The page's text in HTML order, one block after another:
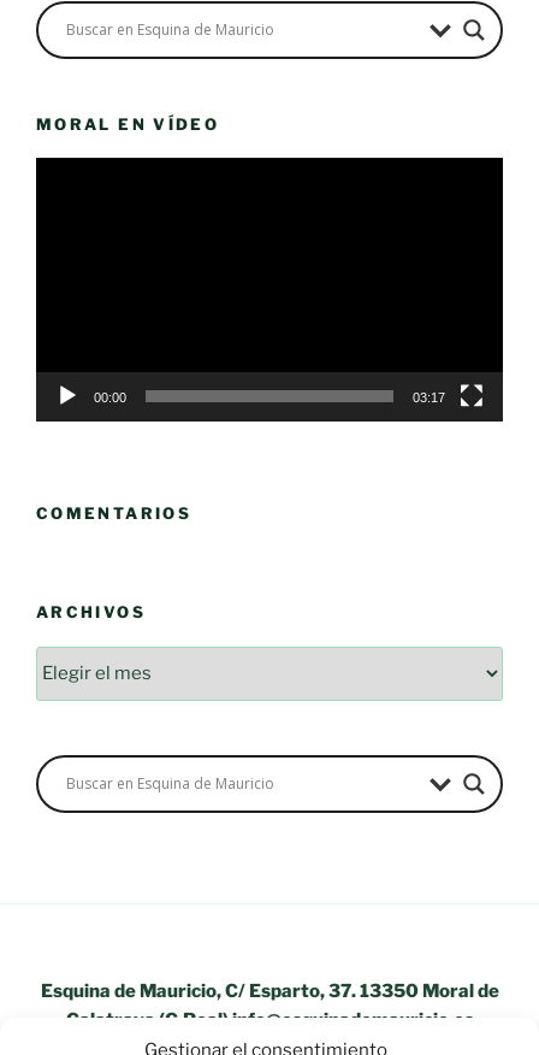
Gestionar el consentimiento
MORAL EN VÍDEO
00:00 03:17
COMENTARIOS
ARCHIVOS
Archivos
Esquina de Mauricio, C/ Esparto, 37. 13350 Moral de
Calatrava (C.Real) info@esquinademauricio.es